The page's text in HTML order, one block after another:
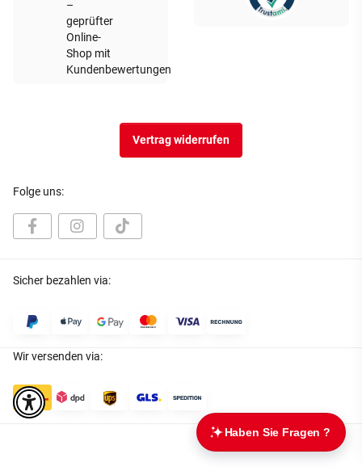
Vertrag widerrufen
Folge uns:
Sicher bezahlen via:
Wir versenden via: